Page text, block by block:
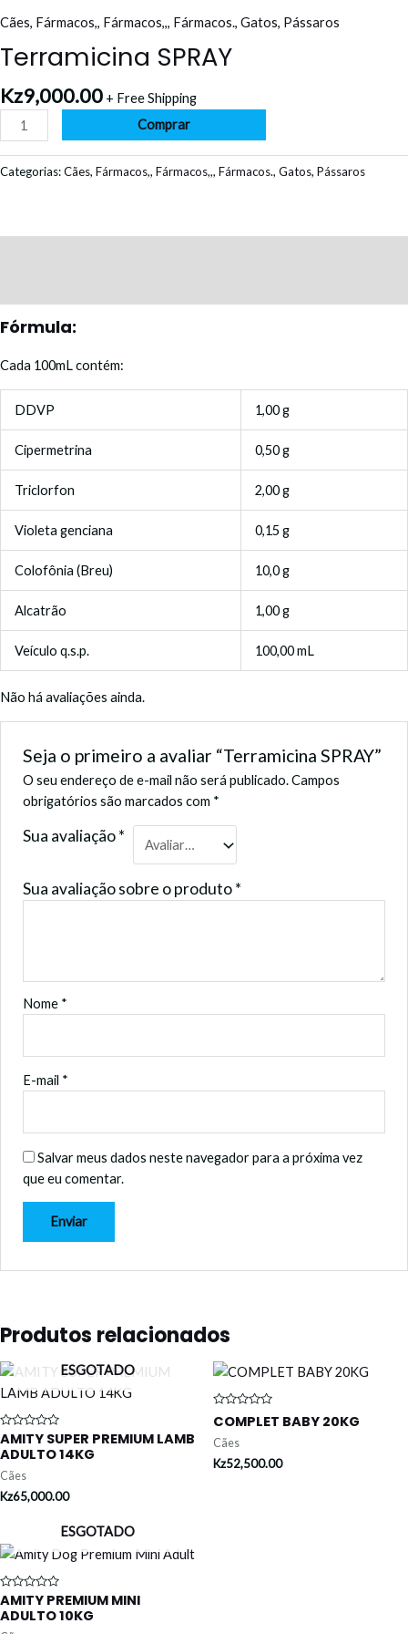
Cães, Fármacos,, Fármacos,,, Fármacos., Gatos, Pássaros
Terramicina SPRAY
Kz9,000.00 + Free Shipping
Comprar
Categorias:Cães, Fármacos,, Fármacos,,, Fármacos., Gatos, Pássaros
Fórmula:
Cada 100mL contém:
DDVP 1,00 g
Cipermetrina 0,50 g
Triclorfon 2,00 g
Violeta genciana 0,15 g
Colofônia (Breu) 10,0 g
Alcatrão 1,00 g
Veículo q.s.p. 100,00 mL
Não há avaliações ainda.
Seja o primeiro a avaliar “Terramicina SPRAY”
O seu endereço de e-mail não será publicado.Campos
obrigatórios são marcados com *
Sua avaliação*
Sua avaliação sobre o produto*
Nome *
E-mail *
Salvar meus dados neste navegador para a próxima vez
que eu comentar.
Produtos relacionados
ESGOTADO
Avaliação
0
de
5
AMITY SUPER PREMIUM LAMB
ADULTO 14KG
Cães
Kz65,000.00
Avaliação
0
de
5
COMPLET BABY 20KG
Cães
Kz52,500.00
ESGOTADO
Avaliação
0
de
5
AMITY PREMIUM MINI
ADULTO 10KG